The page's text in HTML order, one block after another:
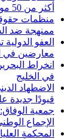
أكثر من 50 موكبا دينيا
منظمات
ممنهجة ضد
العفو
معارضين في
انخراط
في الخليج
الاضطهاد
قيودًا جديدة
جمعية
الإجماع
المحكمة